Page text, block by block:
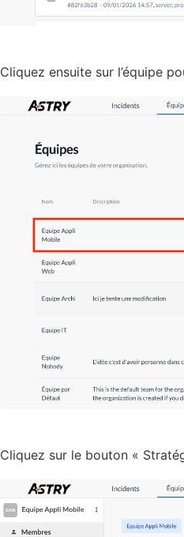
Cliquez ensuite sur l’équipe
Cliquez sur le bouton «